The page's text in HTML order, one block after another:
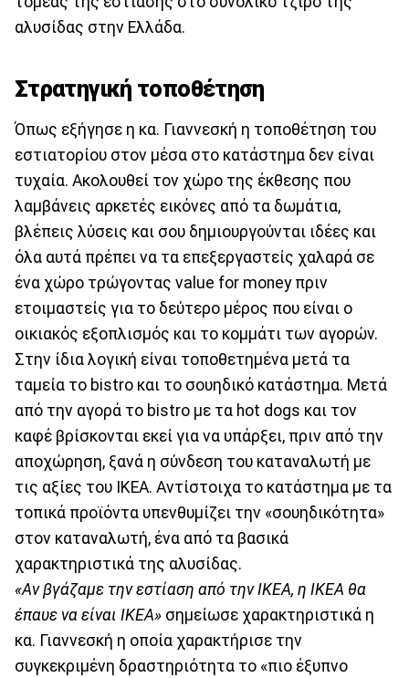
αλυσίδας στην Ελλάδα.
Στρατηγική τοποθέτηση
Όπως εξήγησε η κα. Γιαννεσκή η τοποθέτηση του
εστιατορίου στον μέσα στο κατάστημα δεν είναι
τυχαία. Ακολουθεί τον χώρο της έκθεσης που
λαμβάνεις αρκετές εικόνες από τα δωμάτια,
βλέπεις λύσεις και σου δημιουργούνται ιδέες και
όλα αυτά πρέπει να τα επεξεργαστείς χαλαρά σε
ένα χώρο τρώγοντας value for money πριν
ετοιμαστείς για το δεύτερο μέρος που είναι ο
οικιακός εξοπλισμός και το κομμάτι των αγορών.
Στην ίδια λογική είναι τοποθετημένα μετά τα
ταμεία το bistro και το σουηδικό κατάστημα. Μετά
από την αγορά το bistro με τα hot dogs και τον
καφέ βρίσκονται εκεί για να υπάρξει, πριν από την
αποχώρηση, ξανά η σύνδεση του καταναλωτή με
τις αξίες του IKEA. Αντίστοιχα το κατάστημα με τα
τοπικά προϊόντα υπενθυμίζει την «σουηδικότητα»
στον καταναλωτή, ένα από τα βασικά
χαρακτηριστικά της αλυσίδας.
«Αν βγάζαμε την εστίαση από την IKEA, η ΙΚΕΑ θα
έπαυε να είναι IKEA» σημείωσε χαρακτηριστικά η
κα. Γιαννεσκή η οποία χαρακτήρισε την
συγκεκριμένη δραστηριότητα το «πιο έξυπνο